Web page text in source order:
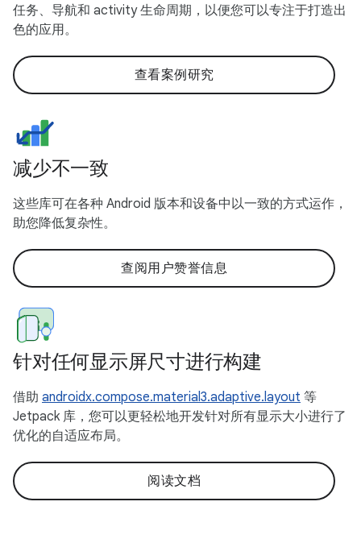
任务、导航和 activity 生命周期，以便您可以专注于打造出
色的应用。
查看案例研究
减少不一致
这些库可在各种 Android 版本和设备中以一致的方式运作，
助您降低复杂性。
查阅用户赞誉信息
针对任何显示屏尺寸进行构建
借助 androidx.compose.material3.adaptive.layout 等
Jetpack 库，您可以更轻松地开发针对所有显示大小进行了
优化的自适应布局。
阅读文档